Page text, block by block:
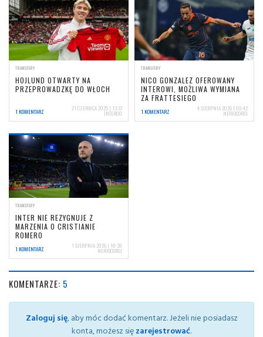
TRANSFERY
HOJLUND OTWARTY NA
PRZEPROWADZKĘ DO WŁOCH
1 KOMENTARZ 21 CZERWCA 2025 | 13:37
INTER00
TRANSFERY
NICO GONZALEZ OFEROWANY
INTEROWI, MOŻLIWA WYMIANA
ZA FRATTESIEGO
1 KOMENTARZ 4 SIERPNIA 2026 | 09:42
NERIOCORSI
TRANSFERY
INTER NIE REZYGNUJE Z
MARZENIA O CRISTIANIE
ROMERO
1 KOMENTARZ 1 SIERPNIA 2026 | 10:39
NERIOCORSI
KOMENTARZE: 5
Zaloguj się, aby móc dodać komentarz. Jeżeli nie posiadasz
konta, możesz sięzarejestrować.